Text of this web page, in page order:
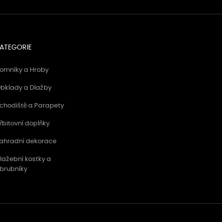
a Hroby
a Dlažby
a Parapety
doplňky
dekorace
kostky a